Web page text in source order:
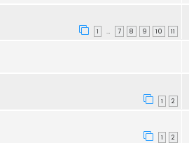
1 … 7 8 9 10 11
1 2
1 2